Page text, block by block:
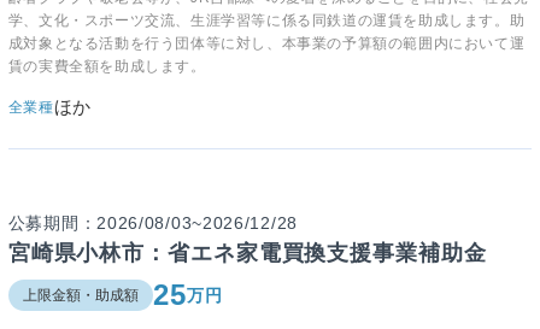
学、文化・スポーツ交流、生涯学習等に係る同鉄道の運賃を助成します。助
成対象となる活動を行う団体等に対し、本事業の予算額の範囲内において運
賃の実費全額を助成します。
全業種ほか
公募期間：2026/08/03~2026/12/28
宮崎県小林市：省エネ家電買換支援事業補助金
上限金額・助成額 25万円